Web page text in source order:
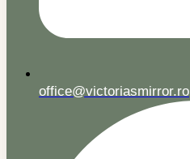
office@victoriasmirror.ro